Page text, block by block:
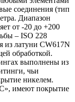
соединения (тип
Диапазон
от -20 до +200
– ISO 228
из латуни CW617N
обработкой.
выполнены из
чьи
никелем.
имеют покрытие